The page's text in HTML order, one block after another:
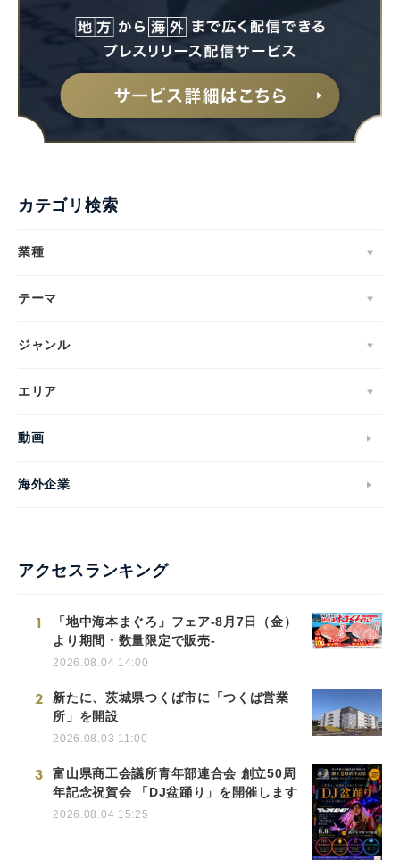
カテゴリ検索
業種
テーマ
ジャンル
エリア
動画
海外企業
アクセスランキング
1
「地中海本まぐろ」フェア-8月7日（金）
より期間・数量限定で販売-
2026.08.04 14:00
2
新たに、茨城県つくば市に「つくば営業
所」を開設
2026.08.03 11:00
3
富山県商工会議所青年部連合会 創立50周
年記念祝賀会 「DJ盆踊り」を開催します
2026.08.04 15:25